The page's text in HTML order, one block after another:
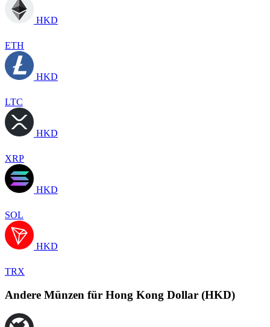
HKD
ETH
HKD
LTC
HKD
XRP
HKD
SOL
HKD
TRX
Andere Münzen für Hong Kong Dollar (HKD)